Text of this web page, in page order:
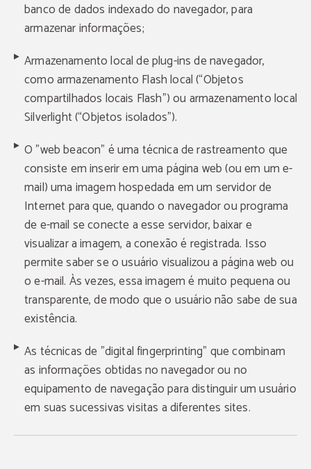
banco de dados indexado do navegador, para
armazenar informações;
Armazenamento local de plug-ins de navegador,
como armazenamento Flash local (“Objetos
compartilhados locais Flash”) ou armazenamento local
Silverlight (“Objetos isolados”).
O "web beacon" é uma técnica de rastreamento que
consiste em inserir em uma página web (ou em um e-
mail) uma imagem hospedada em um servidor de
Internet para que, quando o navegador ou programa
de e-mail se conecte a esse servidor, baixar e
visualizar a imagem, a conexão é registrada. Isso
permite saber se o usuário visualizou a página web ou
o e-mail. Às vezes, essa imagem é muito pequena ou
transparente, de modo que o usuário não sabe de sua
existência.
As técnicas de "digital fingerprinting" que combinam
as informações obtidas no navegador ou no
equipamento de navegação para distinguir um usuário
em suas sucessivas visitas a diferentes sites.